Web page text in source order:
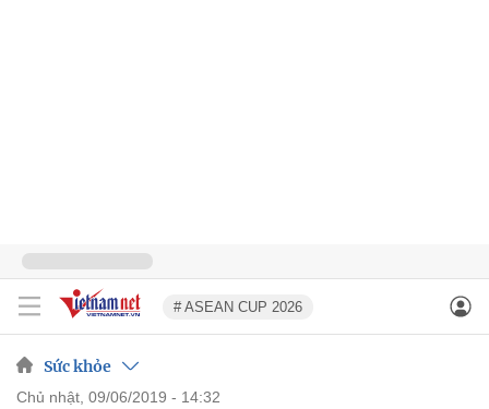
# ASEAN CUP 2026
Sức khỏe
chủ nhật, 09/06/2019 - 14:32